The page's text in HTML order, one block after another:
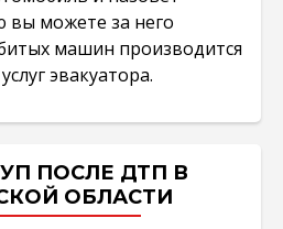
вы можете за него
машин производится
эвакуатора.
ПОСЛЕ ДТП В
ОБЛАСТИ